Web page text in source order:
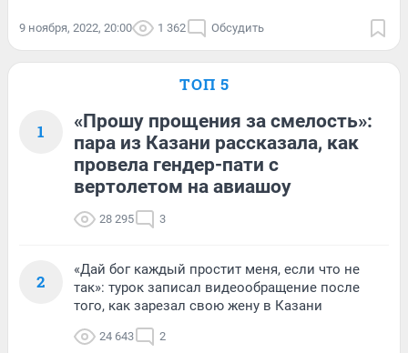
9 ноября, 2022, 20:00 1 362 Обсудить
ТОП 5
1
«Прошу прощения за смелость»:
пара из Казани рассказала, как
провела гендер-пати с
вертолетом на авиашоу
28 295 3
2
«Дай бог каждый простит меня, если что не
так»: турок записал видеообращение после
того, как зарезал свою жену в Казани
24 643 2